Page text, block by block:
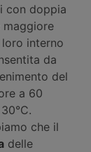
con doppia
interno
da
del
a 60
che il
delle